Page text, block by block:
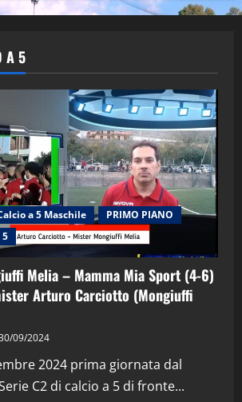
A 5
a 5 Maschile
PRIMO PIANO
5
Melia – Mamma Mia Sport (4-6)
Arturo Carciotto (Mongiuffi
09/2024
2024 prima giornata dal
C2 di calcio a 5 di fronte...
“SportEmpire” in Podcast: 29^ Puntata
(Martedi 28 Aprile 2026)
28/04/2026